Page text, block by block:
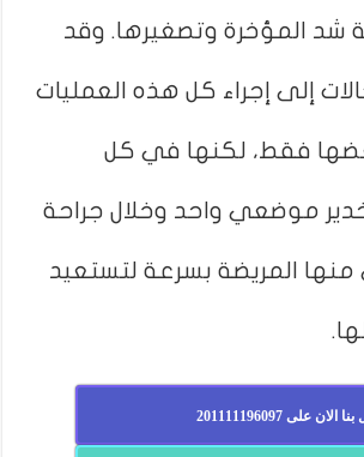
شد المؤخرة وتصغيرها. وقد
إلى إجراء كل هذه العمليات
فقط، لكنها في كل
موضعي واحد وخلال جراحة
المريضة بسرعة لتستعيد
الان على 201111196097